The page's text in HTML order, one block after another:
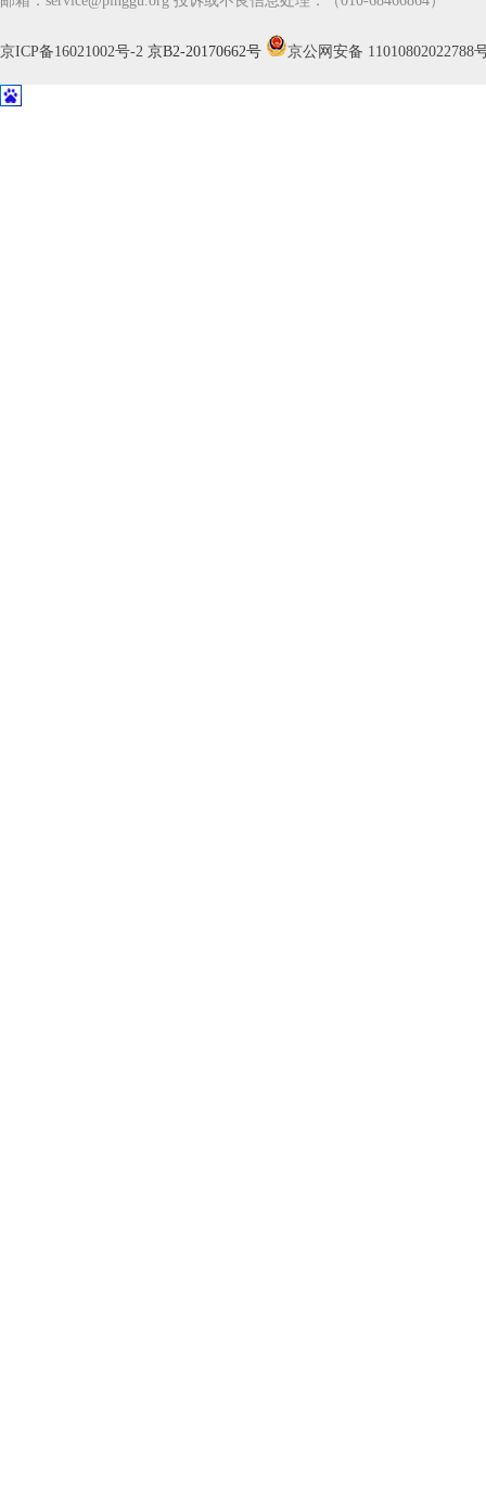
京ICP备16021002号-2 京B2-20170662号 京公网安备 11010802022788